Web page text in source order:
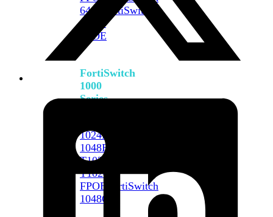
648F
FortiSwitch
648F-
FPOE
FortiSwitch
1000
Series
1024E
1048E
T1024E
T1024F-
FPOE
FortiSwitch
1048G